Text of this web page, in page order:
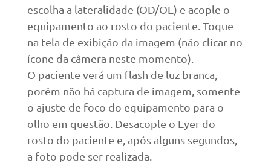
escolha a lateralidade (OD/OE) e acople o
equipamento ao rosto do paciente. Toque
na tela de exibição da imagem (não clicar no
ícone da câmera neste momento).
O paciente verá um flash de luz branca,
porém não há captura de imagem, somente
o ajuste de foco do equipamento para o
olho em questão. Desacople o Eyer do
rosto do paciente e, após alguns segundos,
a foto pode ser realizada.